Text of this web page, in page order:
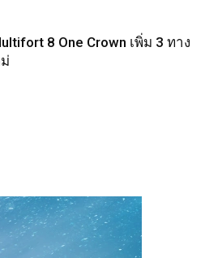
8 One Crown เพิ่ม 3 ทาง